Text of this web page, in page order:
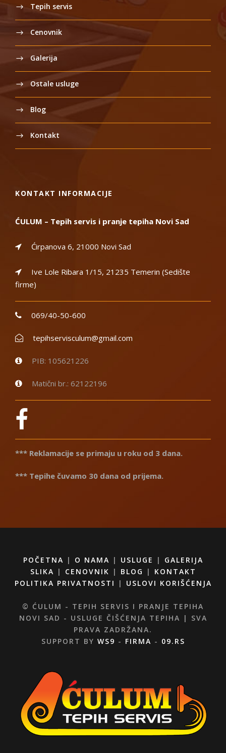
Tepih servis
Cenovnik
Galerija
Ostale usluge
Blog
Kontakt
KONTAKT INFORMACIJE
ĆULUM – Tepih servis i pranje tepiha Novi Sad
Ćirpanova 6, 21000 Novi Sad
Ive Lole Ribara 1/15, 21235 Temerin (Sedište
firme)
069/40-50-600
tepihservisculum@gmail.com
PIB: 105621226
Matični br.: 62122196
*** Reklamacije se primaju u roku od 3 dana.
*** Tepihe čuvamo 30 dana od prijema.
POČETNA | O NAMA | USLUGE | GALERIJA
SLIKA | CENOVNIK | BLOG | KONTAKT
POLITIKA PRIVATNOSTI
| USLOVI KORIŠĆENJA
© ĆULUM - TEPIH SERVIS I PRANJE TEPIHA
NOVI SAD - USLUGE ČIŠĆENJA TEPIHA | SVA
PRAVA ZADRŽANA.
SUPPORT BY WS9 - FIRMA - 09.RS